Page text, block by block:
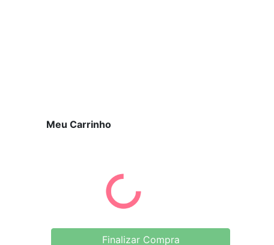
Meu Carrinho
Finalizar Compra